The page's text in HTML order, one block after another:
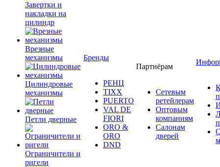
Завертки и
накладки на
цилиндр
Врезные
механизмы
Цилиндровые
механизмы
Петли дверные
Ограничители и
ригели
Бренды
РЕНЦ
TIXX
PUERTO
VAL DE
FIORI
ORO &
ORO
DND
Партнёрам
Сетевым
ретейлерам
Оптовым
компаниям
Салонам
дверей